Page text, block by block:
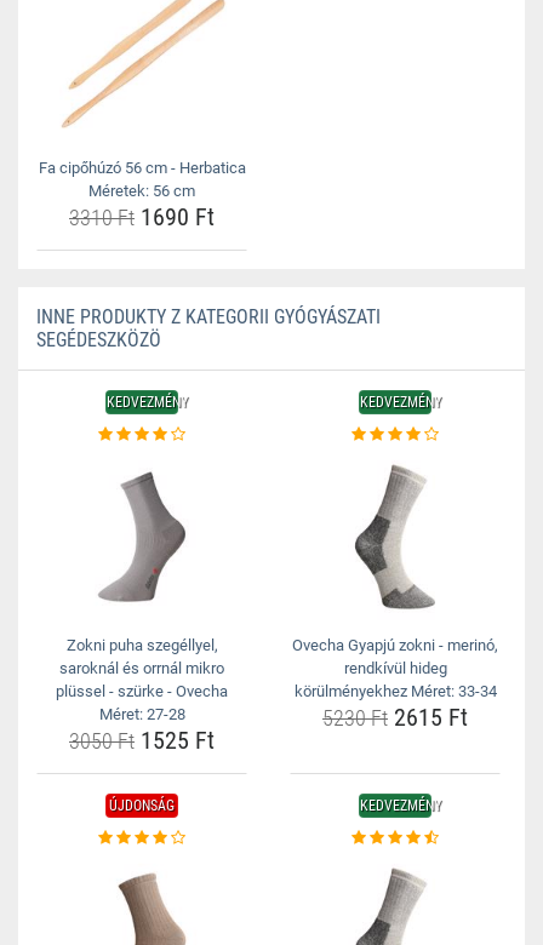
Fa cipőhúzó 56 cm - Herbatica
Méretek: 56 cm
3310 Ft 1690 Ft
INNE PRODUKTY Z KATEGORII GYÓGYÁSZATI
SEGÉDESZKÖZÖ
KEDVEZMÉNY
Zokni puha szegéllyel,
saroknál és orrnál mikro
plüssel - szürke - Ovecha
Méret: 27-28
3050 Ft 1525 Ft
KEDVEZMÉNY
Ovecha Gyapjú zokni - merinó,
rendkívül hideg
körülményekhez Méret: 33-34
5230 Ft 2615 Ft
ÚJDONSÁG KEDVEZMÉNY